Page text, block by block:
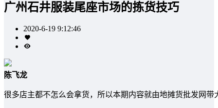
广州石井服装尾座市场的拣货技巧
2020-6-19 9:12:46
陈飞龙
很多店主都不怎么会拿货，所以本期内容就由地摊货批发网